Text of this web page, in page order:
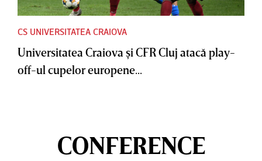
CS UNIVERSITATEA CRAIOVA
Universitatea Craiova şi CFR Cluj atacă play-
off-ul cupelor europene...
CONFERENCE